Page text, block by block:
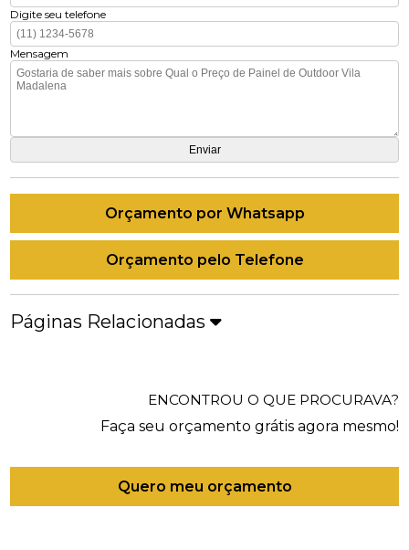
Digite seu telefone
Mensagem
Orçamento por Whatsapp
Orçamento pelo Telefone
Páginas Relacionadas
ENCONTROU O QUE PROCURAVA?
Faça seu orçamento grátis agora mesmo!
Quero meu orçamento